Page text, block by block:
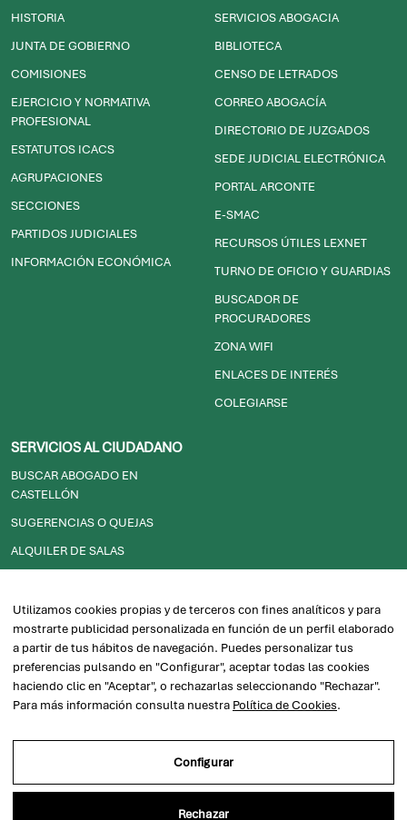
HISTORIA
JUNTA DE GOBIERNO
COMISIONES
EJERCICIO Y NORMATIVA
PROFESIONAL
ESTATUTOS ICACS
AGRUPACIONES
SECCIONES
PARTIDOS JUDICIALES
INFORMACIÓN ECONÓMICA
SERVICIOS ABOGACIA
BIBLIOTECA
CENSO DE LETRADOS
CORREO ABOGACÍA
DIRECTORIO DE JUZGADOS
SEDE JUDICIAL ELECTRÓNICA
PORTAL ARCONTE
E-SMAC
RECURSOS ÚTILES LEXNET
TURNO DE OFICIO Y GUARDIAS
BUSCADOR DE
PROCURADORES
ZONA WIFI
ENLACES DE INTERÉS
COLEGIARSE
SERVICIOS AL CIUDADANO
BUSCAR ABOGADO EN
CASTELLÓN
SUGERENCIAS O QUEJAS
ALQUILER DE SALAS
2026© ICACS - Ilustre Colegio de Abogados de Castellón
Desarrollada por
Política de privacidad
Aviso legal
Utilizamos cookies propias y de terceros con fines analíticos y para
mostrarte publicidad personalizada en función de un perfil elaborado
a partir de tus hábitos de navegación. Puedes personalizar tus
preferencias pulsando en "Configurar", aceptar todas las cookies
haciendo clic en "Aceptar", o rechazarlas seleccionando "Rechazar".
Para más información consulta nuestra Política de Cookies.
Configurar
Rechazar